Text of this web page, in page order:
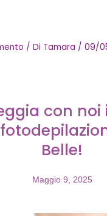
/ Di Tamara / 09/
con noi
Belle!
Maggio 9, 2025